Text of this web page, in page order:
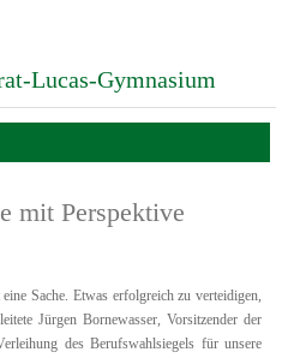
Lucas-Gymnasium
mit Perspektive
Sache. Etwas erfolgreich zu verteidigen,
Jürgen Bornewasser, Vorsitzender der
des Berufswahlsiegels für unsere